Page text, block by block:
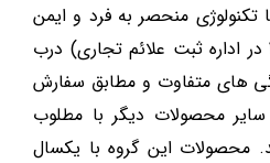
منحصر به فرد و ایمن
(ثبت شده به شماره 44501 در اداره ثبت علائم تجاری) درب
های متفاوت و مطابق سفارش
محصولات دیگر با مطلوب
محصولات این گروه با یکسال